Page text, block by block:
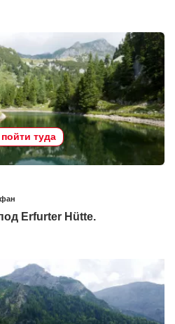
туда
Erfurter Hütte.